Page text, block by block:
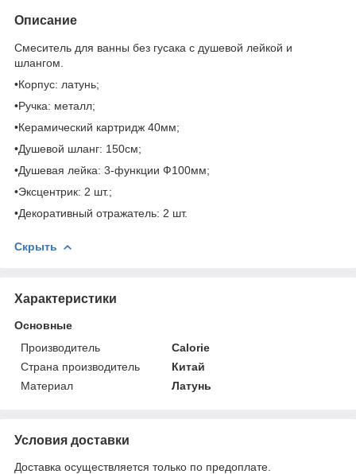
Описание
Смеситель для ванны без гусака с душевой лейкой и
шлангом.
•Корпус: латунь;
•Ручка: металл;
•Керамический картридж 40мм;
•Душевой шланг: 150см;
•Душевая лейка: 3-функции Ф100мм;
•Эксцентрик: 2 шт.;
•Декоративный отражатель: 2 шт.
Скрыть
Характеристики
Основные
Производитель
Calorie
Страна производитель
Китай
Материал
Латунь
Условия доставки
Доставка осуществляется только по предоплате.